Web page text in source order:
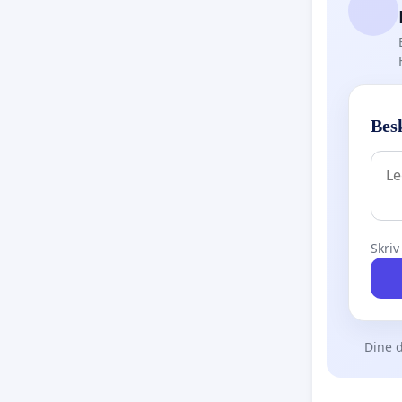
Dine